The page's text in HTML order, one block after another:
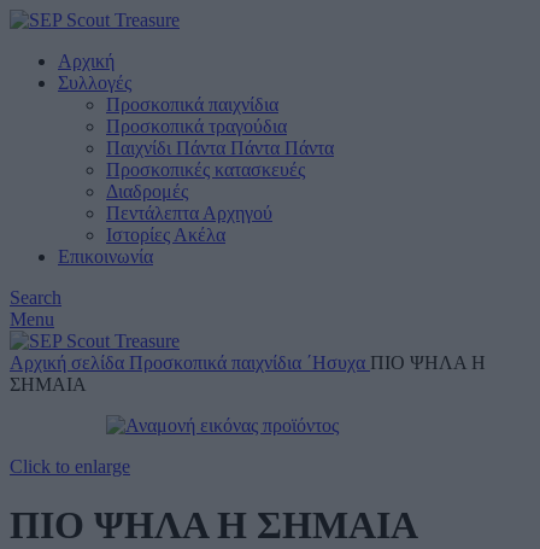
Αρχική
Συλλογές
Προσκοπικά παιχνίδια
Προσκοπικά τραγούδια
Παιχνίδι Πάντα Πάντα Πάντα
Προσκοπικές κατασκευές
Διαδρομές
Πεντάλεπτα Αρχηγού
Ιστορίες Ακέλα
Επικοινωνία
Search
Menu
Αρχική σελίδα Προσκοπικά παιχνίδια ΄Ησυχα ΠΙΟ ΨΗΛΑ Η
ΣΗΜΑΙΑ
Click to enlarge
ΠΙΟ ΨΗΛΑ Η ΣΗΜΑΙΑ